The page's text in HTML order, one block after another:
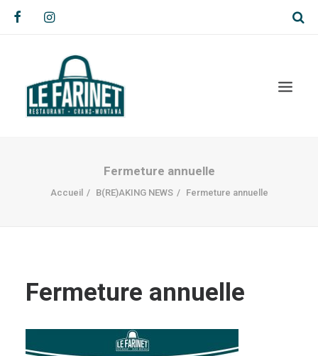
Fermeture annuelle
Accueil B(RE)AKING NEWS Fermeture annuelle
Fermeture annuelle